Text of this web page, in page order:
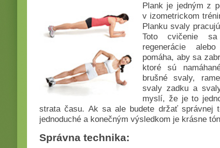
Plank je jedným z
v izometrickom
Planku svaly
Toto cvičenie
regenerácie
pomáha, aby sa
ktoré sú
brušné svaly,
svaly zadku a
myslí, že je to
strata času. Ak sa ale budete držať správnej
jednoduché a konečným výsledkom je krásne
Správna technika: